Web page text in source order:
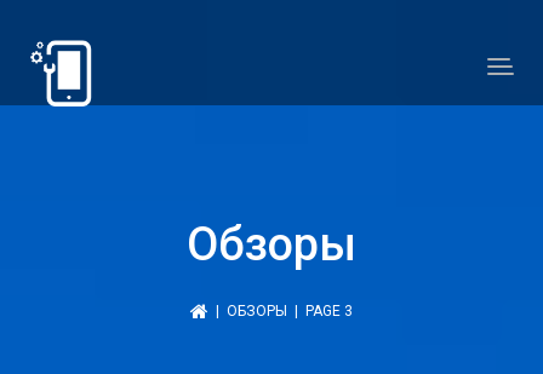
Обзоры
ОБЗОРЫ | PAGE 3